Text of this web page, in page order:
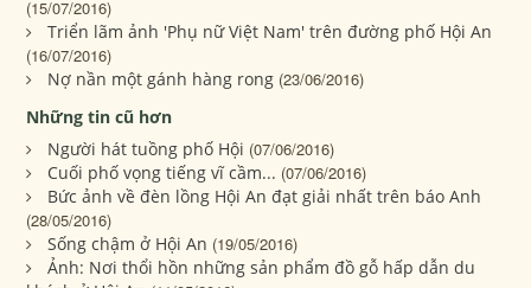
(15/07/2016)
Triển lãm ảnh 'Phụ nữ Việt Nam' trên đường phố Hội An
(16/07/2016)
Nợ nần một gánh hàng rong (23/06/2016)
Những tin cũ hơn
Người hát tuồng phố Hội (07/06/2016)
Cuối phố vọng tiếng vĩ cầm... (07/06/2016)
Bức ảnh về đèn lồng Hội An đạt giải nhất trên báo Anh
(28/05/2016)
Sống chậm ở Hội An (19/05/2016)
Ảnh: Nơi thổi hồn những sản phẩm đồ gỗ hấp dẫn du